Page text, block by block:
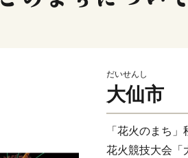
だいせんし
大仙市
「花火のまち
花火競技大会「